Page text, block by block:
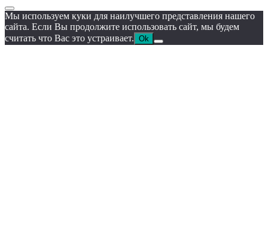
Мы используем куки для наилучшего представления нашего
сайта. Если Вы продолжите использовать сайт, мы будем
считать что Вас это устраивает. Ok